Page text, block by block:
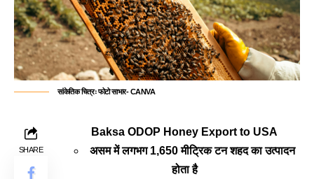
सांकेतिक चित्रः फोटो साभार- CANVA
SHARE
Baksa ODOP Honey Export to USA
असम में लगभग 1,650 मीट्रिक टन शहद का उत्पादन
होता है